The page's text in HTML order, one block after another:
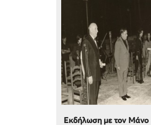
Εκδήλωση με τον Μάνο